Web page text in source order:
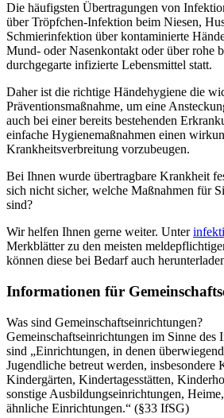
Die häufigsten Übertragungen von
über Tröpfchen-Infektion beim Niesen,
Schmierinfektion über kontaminierte
Mund- oder Nasenkontakt oder über rohe
durchgegarte infizierte Lebensmittel statt.
Daher ist die richtige Händehygiene die
Präventionsmaßnahme, um eine
auch bei einer bereits bestehenden
einfache Hygienemaßnahmen einen
Krankheitsverbreitung vorzubeugen.
Bei Ihnen wurde übertragbare Krankheit
sich nicht sicher, welche Maßnahmen für
sind?
Wir helfen Ihnen gerne weiter. Unter
Merkblätter zu den meisten
können diese bei Bedarf auch
Informationen für
Was sind Gemeinschaftseinrichtungen?
Gemeinschaftseinrichtungen im Sinne des
sind „Einrichtungen, in denen
Jugendliche betreut werden, insbesondere
Kindergärten, Kindertagesstätten,
sonstige Ausbildungseinrichtungen,
ähnliche Einrichtungen.“ (§33 IfSG)